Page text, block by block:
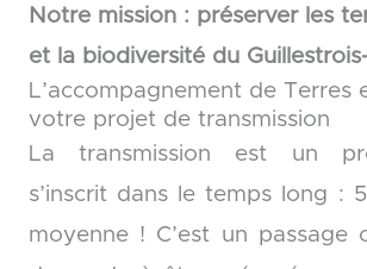
Notre mission : préserver les
et la biodiversité du
L’accompagnement de Terres
votre projet de transmission
La transmission est un
s’inscrit dans le temps long :
moyenne ! C’est un passage